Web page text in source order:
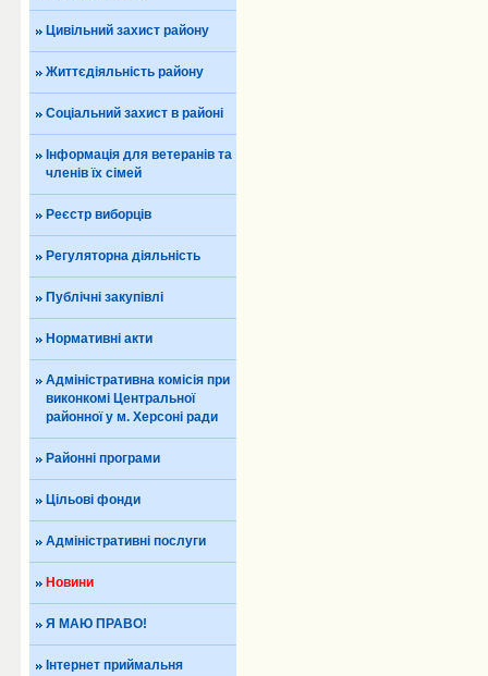
Цивільний захист району
Життєдіяльність району
Соціальний захист в районі
Інформація для ветеранів та
членів їх сімей
Реєстр виборців
Регуляторна діяльність
Публічні закупівлі
Нормативні акти
Адміністративна комісія при
виконкомі Центральної
районної у м. Херсоні ради
Районні програми
Цільові фонди
Адміністративні послуги
Новини
Я МАЮ ПРАВО!
Інтернет приймальня